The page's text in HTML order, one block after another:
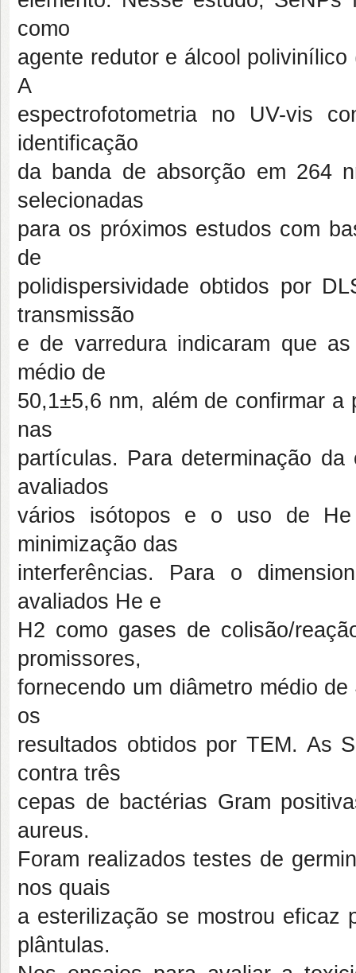
como
agente redutor e álcool
A
espectrofotometria no UV-vis
identificação
da banda de absorção em 264
selecionadas
para os próximos estudos com
de
polidispersividade obtidos por
transmissão
e de varredura indicaram que
médio de
50,1±5,6 nm, além de confirmar
nas
partículas. Para determinação
avaliados
vários isótopos e o uso de
minimização das
interferências. Para o
avaliados He e
H2 como gases de colisão/
promissores,
fornecendo um diâmetro médio
os
resultados obtidos por TEM. As
contra três
cepas de bactérias Gram
aureus.
Foram realizados testes de
nos quais
a esterilização se mostrou eficaz
plântulas.